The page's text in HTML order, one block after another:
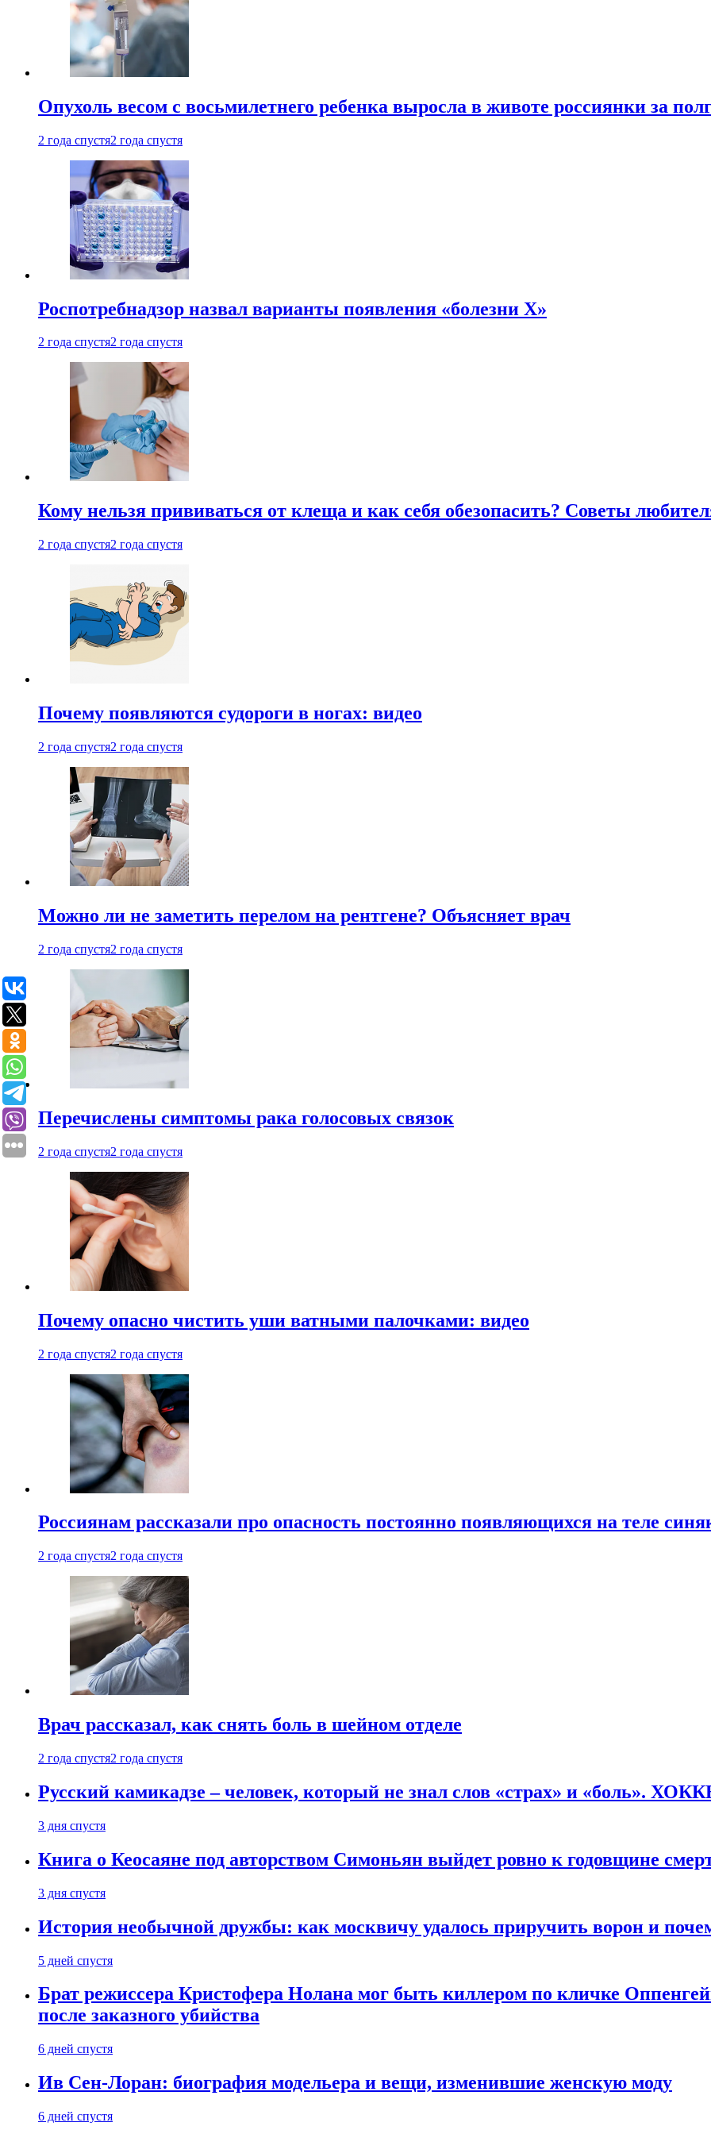
Опухоль весом с восьмилетнего ребенка выросла в животе россиянки за
2 года спустя2 года спустя
Роспотребнадзор назвал варианты появления «болезни Х»
2 года спустя2 года спустя
Кому нельзя прививаться от клеща и как себя обезопасить? Советы
2 года спустя2 года спустя
Почему появляются судороги в ногах: видео
2 года спустя2 года спустя
Можно ли не заметить перелом на рентгене? Объясняет врач
2 года спустя2 года спустя
Перечислены симптомы рака голосовых связок
2 года спустя2 года спустя
Почему опасно чистить уши ватными палочками: видео
2 года спустя2 года спустя
Россиянам рассказали про опасность постоянно появляющихся на теле
2 года спустя2 года спустя
Врач рассказал, как снять боль в шейном отделе
2 года спустя2 года спустя
Русский камикадзе – человек, который не знал слов «страх» и «боль».
3 дня спустя
Книга о Кеосаяне под авторством Симоньян выйдет ровно к годовщине
3 дня спустя
История необычной дружбы: как москвичу удалось приручить ворон и
5 дней спустя
Брат режиссера Кристофера Нолана мог быть киллером по кличке
после заказного убийства
6 дней спустя
Ив Сен-Лоран: биография модельера и вещи, изменившие женскую моду
6 дней спустя